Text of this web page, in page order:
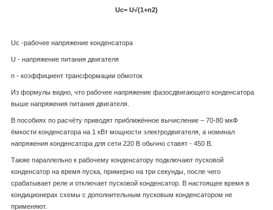
Uc= U√(1+n2)
Uc -рабочее напряжение конденсатора
U - напряжение питания двигателя
n - коэффициент трансформации обмоток
Из формулы видно, что рабочее напряжение фазосдвигающего конденсатора
выше напряжения питания двигателя.
В пособиях по расчёту приводят приближённое вычисление – 70-80 мкФ
ёмкости конденсатора на 1 кВт мощности электродвигателя, а номинал
напряжения конденсатора для сети 220 В обычно ставят - 450 В.
Также параллельно к рабочему конденсатору подключают пусковой
конденсатор на время пуска, примерно на три секунды, после чего
срабатывает реле и отключает пусковой конденсатор. В настоящее время в
кондиционерах схемы с дополнительным пусковым конденсатором не
применяют.